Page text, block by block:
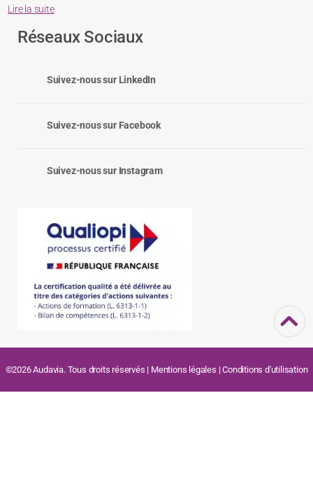
Lire la suite
Réseaux Sociaux
Suivez-nous sur LinkedIn
Suivez-nous sur Facebook
Suivez-nous sur Instagram
©2026 Audavia. Tous droits réservés | Mentions légales |Conditions d'utilisation